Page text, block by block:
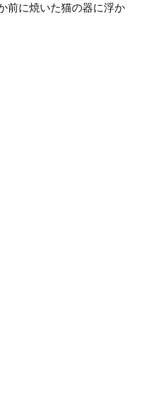
前に焼いた猫の器に浮か